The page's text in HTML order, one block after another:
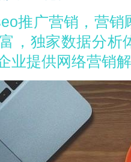
推广营销，营
，独家数据分析
业提供网络营销